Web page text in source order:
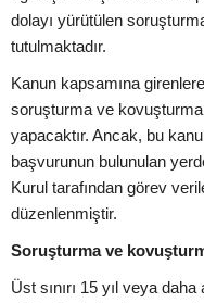
dolayı yürütülen
tutulmaktadır.
Kanun kapsamına
soruşturma ve
yapacaktır. Ancak, bu
başvurunun bulunulan
Kurul tarafından görev
düzenlenmiştir.
Soruşturma ve
Üst sınırı 15 yıl veya